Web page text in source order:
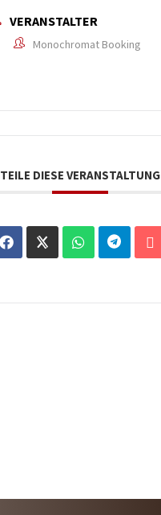
VERANSTALTER
Monochromat Booking
TEILE DIESE VERANSTALTUNG